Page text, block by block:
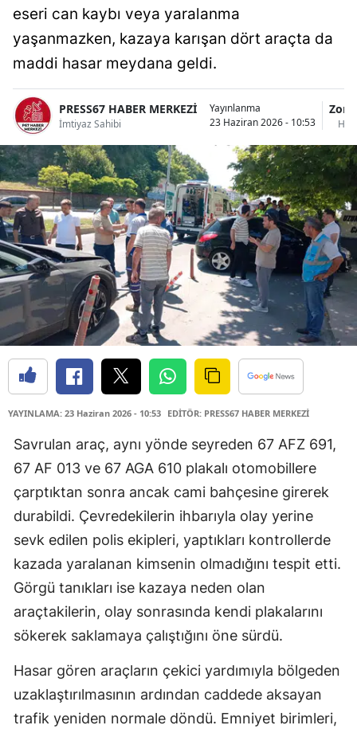
eseri can kaybı veya yaralanma
yaşanmazken, kazaya karışan dört araçta da
maddi hasar meydana geldi.
PRESS67 HABER MERKEZİ
İmtiyaz Sahibi
Yayınlanma
23 Haziran 2026 - 10:53
YAYINLAMA: 23 Haziran 2026 - 10:53 EDİTÖR: PRESS67 HABER MERKEZİ
Savrulan araç, aynı yönde seyreden 67 AFZ 691,
67 AF 013 ve 67 AGA 610 plakalı otomobillere
çarptıktan sonra ancak cami bahçesine girerek
durabildi. Çevredekilerin ihbarıyla olay yerine
sevk edilen polis ekipleri, yaptıkları kontrollerde
kazada yaralanan kimsenin olmadığını tespit etti.
Görgü tanıkları ise kazaya neden olan
araçtakilerin, olay sonrasında kendi plakalarını
sökerek saklamaya çalıştığını öne sürdü.
Hasar gören araçların çekici yardımıyla bölgeden
uzaklaştırılmasının ardından caddede aksayan
trafik yeniden normale döndü. Emniyet birimleri,